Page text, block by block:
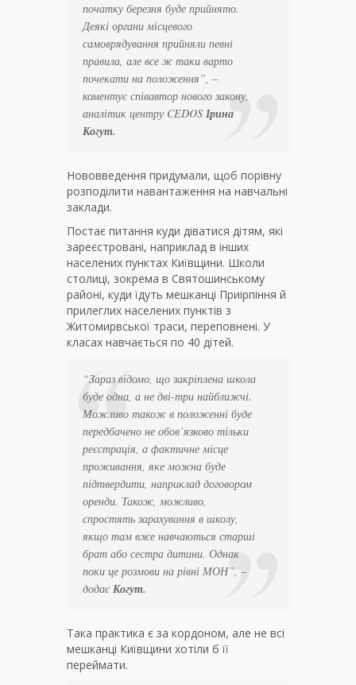
початку березня буде прийнято.
Деякі органи місцевого
самоврядування прийняли певні
правила, але все ж таки варто
почекати на положення”, –
коментує співавтор нового закону,
аналітик центру CEDOS Ірина
Когут.
Нововведення придумали, щоб порівну
розподілити навантаження на навчальні
заклади.
Постає питання куди діватися дітям, які
зареєстровані, наприклад в інших
населених пунктах Київщини. Школи
столиці, зокрема в Святошинському
районі, куди їдуть мешканці Приірпіння й
прилеглих населених пунктів з
Житомирвської траси, переповнені. У
класах навчається по 40 дітей.
“Зараз відомо, що закріплена школа
буде одна, а не дві-три найближчі.
Можливо також в положенні буде
передбачено не обов’язково тільки
реєстрація, а фактичне місце
проживання, яке можна буде
підтвердити, наприклад договором
оренди. Також, можливо,
спростять зарахування в школу,
якщо там вже навчаються старші
брат або сестра дитини. Однак
поки це розмови на рівні МОН”, –
додає Когут.
Така практика є за кордоном, але не всі
мешканці Київщини хотіли б її
переймати.